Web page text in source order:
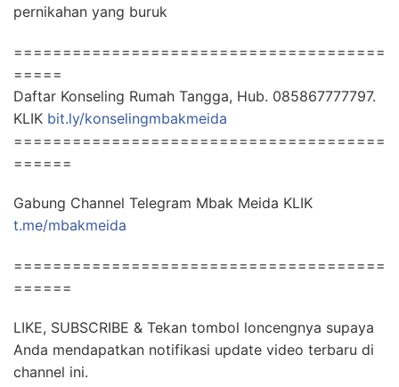
pernikahan yang buruk
======================================
=====
Daftar Konseling Rumah Tangga, Hub. 085867777797.
KLIK bit.ly/konselingmbakmeida
======================================
======
Gabung Channel Telegram Mbak Meida KLIK
t.me/mbakmeida
======================================
======
LIKE, SUBSCRIBE & Tekan tombol loncengnya supaya
Anda mendapatkan notifikasi update video terbaru di
channel ini.